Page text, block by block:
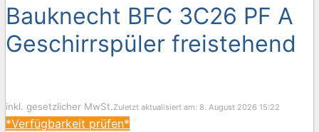
Bauknecht BFC 3C26 PF A
Geschirrspüler freistehend
inkl. gesetzlicher MwSt.Zuletzt aktualisiert am: 8. August 2026 15:22
*Verfügbarkeit prüfen*